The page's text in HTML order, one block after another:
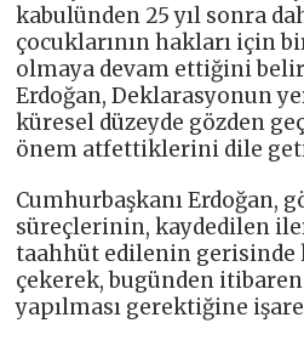
kabulünden 25 yıl sonra
çocuklarının hakları için
olmaya devam ettiğini
Erdoğan, Deklarasyonun
küresel düzeyde gözden
önem atfettiklerini dile
Cumhurbaşkanı Erdoğan,
süreçlerinin, kaydedilen
taahhüt edilenin gerisinde
çekerek, bugünden itibaren
yapılması gerektiğine